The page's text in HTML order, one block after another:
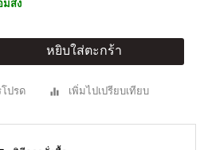
ส่ง
หยิบใส่ตะกร้า
ปรด เพิ่มไปเปรียบเทียบ